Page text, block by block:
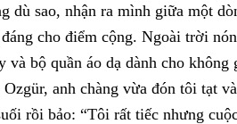
dù sao, nhận ra mình giữa một
cho điểm cộng. Ngoài trời
và bộ quần áo dạ dành cho
anh chàng vừa đón tôi tạt
rồi bảo: “Tôi rất tiếc nhưng